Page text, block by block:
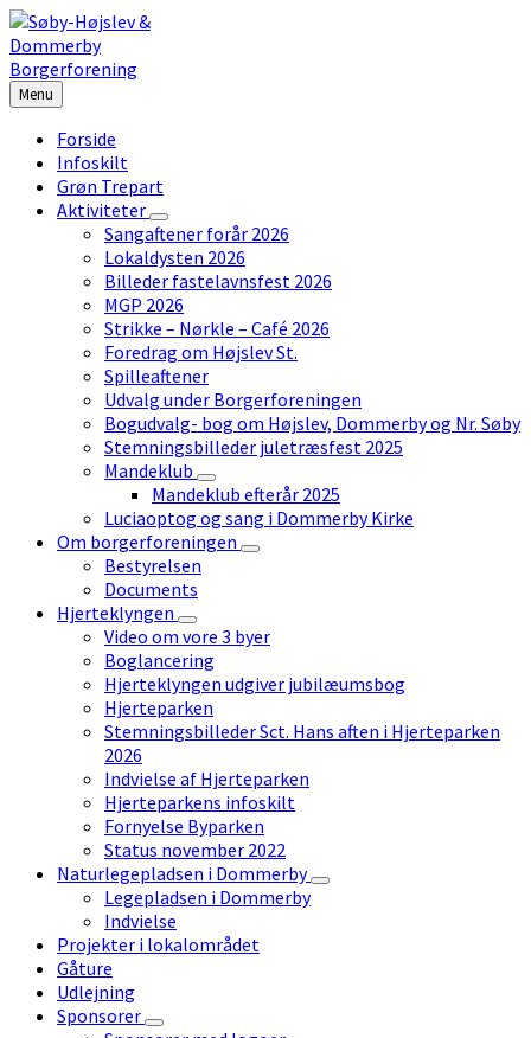
Skip
to
content
Skip
to
left
sidebar
Skip
to
footer
Menu
Forside
Infoskilt
Grøn Trepart
Aktiviteter
Sangaftener forår 2026
Lokaldysten 2026
Billeder fastelavnsfest 2026
MGP 2026
Strikke – Nørkle – Café 2026
Foredrag om Højslev St.
Spilleaftener
Udvalg under Borgerforeningen
Bogudvalg- bog om Højslev, Dommerby og Nr. Søby
Stemningsbilleder juletræsfest 2025
Mandeklub
Mandeklub efterår 2025
Luciaoptog og sang i Dommerby Kirke
Om borgerforeningen
Bestyrelsen
Documents
Hjerteklyngen
Video om vore 3 byer
Boglancering
Hjerteklyngen udgiver jubilæumsbog
Hjerteparken
Stemningsbilleder Sct. Hans aften i Hjerteparken
2026
Indvielse af Hjerteparken
Hjerteparkens infoskilt
Fornyelse Byparken
Status november 2022
Naturlegepladsen i Dommerby
Legepladsen i Dommerby
Indvielse
Projekter i lokalområdet
Gåture
Udlejning
Sponsorer